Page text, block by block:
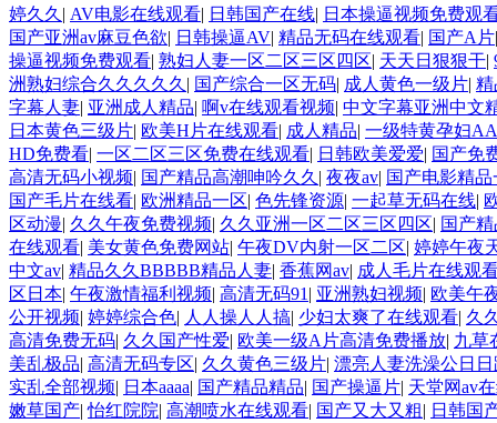
婷久久 | AV电影在线观看| 日韩国产在线| 日本操逼视频免费观
国产亚洲av麻豆色欲| 日韩操逼AV| 精品无码在线观看| 国产A片
操逼视频免费观看| 熟妇人妻一区二区三区四区| 天天日狠狠干|
洲熟妇综合久久久久久 | 国产综合一区无码| 成人黄色一级片| 精
字幕人妻| 亚洲成人精品| 啊v在线观看视频| 中文字幕亚洲中文
日本黄色三级片| 欧美H片在线观看| 成人精品| 一级特黄孕妇
HD免费看| 一区二区三区免费在线观看| 日韩欧美爱爱| 国产免
高清无码小视频| 国产精品高潮呻吟久久 | 夜夜av| 国产电影精品
国产毛片在线看| 欧洲精品一区| 色先锋资源| 一起草无码在线|
区动漫| 久久午夜免费视频| 久久亚洲一区二区三区四区| 国产
在线观看| 美女黄色免费网站| 午夜DV内射一区二区| 婷婷午夜
中文av| 精品久久BBBBB精品人妻| 香蕉网av| 成人毛片在线观
区日本| 午夜激情福利视频| 高清无码91 | 亚洲熟妇视频| 欧美午
公开视频| 婷婷综合色| 人人操人人搞| 少妇太爽了在线观看| 久
高清免费无码| 久久国产性爱| 欧美一级A片高清免费播放| 九草
美乱极品| 高清无码专区| 久久黄色三级片| 漂亮人妻洗澡公日日
实乱全部视频| 日本aaaa| 国产精品精品| 国产操逼片| 天堂网av
嫩草国产|怡红院院| 高潮喷水在线观看| 国产又大又粗| 日韩国